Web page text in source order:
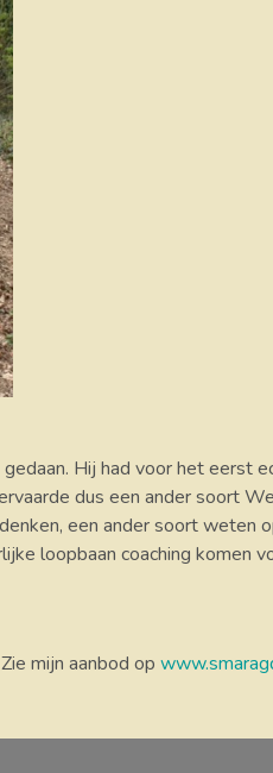
Hij had voor het eerst
dus een ander soort
een ander soort weten
loopbaan coaching komen
mijn aanbod op